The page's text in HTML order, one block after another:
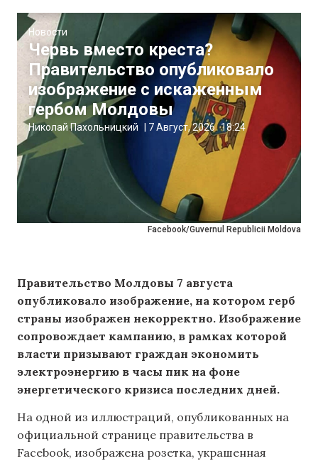
Facebook/Guvernul Republicii Moldova
Новости
Червь вместо креста?
Правительство опубликовало
изображение с искаженным
гербом Молдовы
Николай Пахольницкий 7 Август, 2026 18:24
Правительство Молдовы 7 августа
опубликовало изображение, на котором герб
страны изображен некорректно. Изображение
сопровождает кампанию, в рамках которой
власти призывают граждан экономить
электроэнергию в часы пик на фоне
энергетического кризиса последних дней.
На одной из иллюстраций, опубликованных на
официальной странице правительства в
Facebook, изображена розетка, украшенная